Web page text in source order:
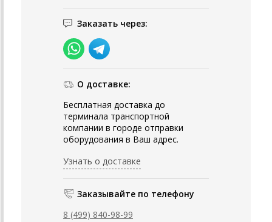
Заказать через:
О доставке:
Бесплатная доставка до
терминала транспортной
компании в городе отправки
оборудования в Ваш адрес.
Узнать о доставке
Заказывайте по телефону
8 (499) 840-98-99